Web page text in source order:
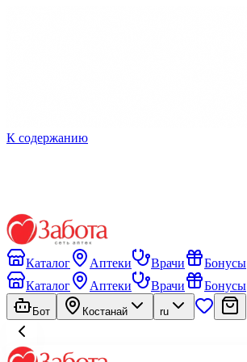
К содержанию
Каталог Аптеки Врачи Бонусы
Каталог
Аптеки Врачи Бонусы
Бот Костанай ru